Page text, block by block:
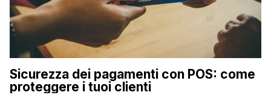
Sicurezza dei pagamenti con POS: come
proteggere i tuoi clienti